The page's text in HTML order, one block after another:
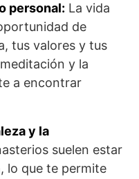
personal: La vida
de
tus valores y tus
y la
a encontrar
y la
suelen estar
lo que te permite